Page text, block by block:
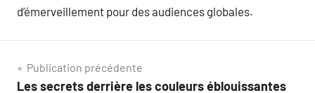
d’émerveillement pour des audiences globales.
Navigation
Publication précédente
Les secrets derrière les couleurs éblouissantes